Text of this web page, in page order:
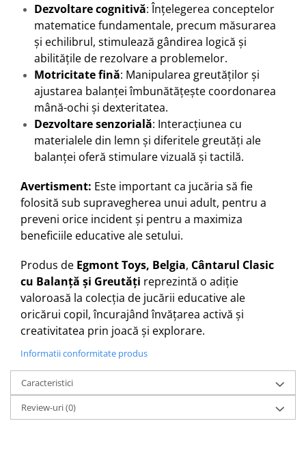
Dezvoltare cognitivă: Înțelegerea conceptelor
matematice fundamentale, precum măsurarea
și echilibrul, stimulează gândirea logică și
abilitățile de rezolvare a problemelor.
Motricitate fină: Manipularea greutăților și
ajustarea balanței îmbunătățește coordonarea
mână-ochi și dexteritatea.
Dezvoltare senzorială: Interacțiunea cu
materialele din lemn și diferitele greutăți ale
balanței oferă stimulare vizuală și tactilă.
Avertisment: Este important ca jucăria să fie
folosită sub supravegherea unui adult, pentru a
preveni orice incident și pentru a maximiza
beneficiile educative ale setului.
Produs de Egmont Toys, Belgia, Cântarul Clasic
cu Balanță și Greutăți reprezintă o adiție
valoroasă la colecția de jucării educative ale
oricărui copil, încurajând învățarea activă și
creativitatea prin joacă și explorare.
Informatii conformitate produs
Caracteristici
Review-uri(0)